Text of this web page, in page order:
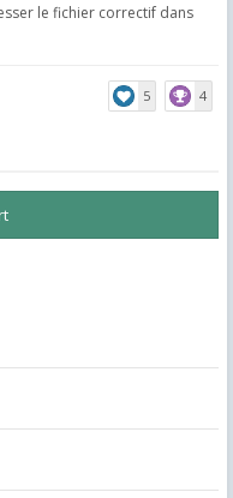
le fichier correctif dans
5 4